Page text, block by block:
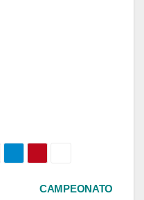
CAMPEONATO